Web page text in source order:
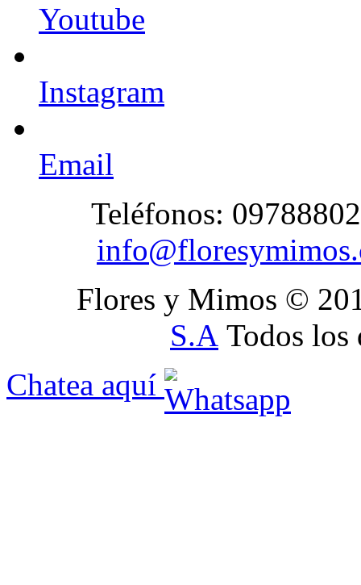
Youtube
Instagram
Email
Teléfonos:
Flores y Mimos ©
S.A Todos los
Chatea aquí